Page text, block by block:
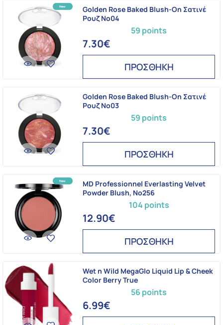
59 points
Golden Rose Baked Blush-On Σατινέ
Ρουζ No04
7.30€
ΠΡΟΣΘΗΚΗ
59 points
Golden Rose Baked Blush-On Σατινέ
Ρουζ No03
7.30€
ΠΡΟΣΘΗΚΗ
104 points
MD Professionnel Everlasting Velvet
Powder Blush, Νο256
12.90€
ΠΡΟΣΘΗΚΗ
56 points
Wet n Wild MegaGlo Liquid Lip & Cheek
Color Berry True
6.99€